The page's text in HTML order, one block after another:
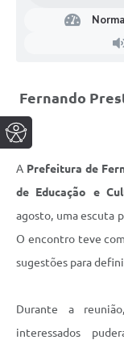
Fernando
A Prefeitura de
de Educação e
agosto, uma escuta
O encontro teve
sugestões para
Durante a
interessados